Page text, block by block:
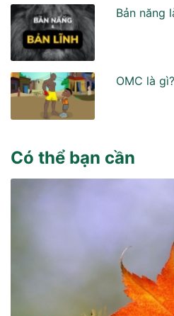
Bản năng
OMC là gì?
Có thể bạn cần